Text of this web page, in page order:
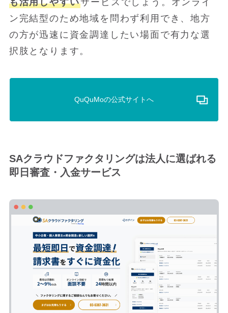
ン完結型のため地域を問わず利用でき、地方
の方が迅速に資金調達したい場面で有力な選
択肢となります。
QuQuMoの公式サイトへ
SAクラウドファクタリングは法人に選ばれる
即日審査・入金サービス